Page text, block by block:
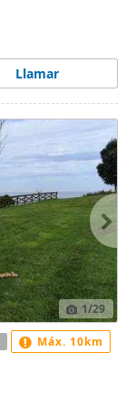
Llamar
1/29
Máx. 10km